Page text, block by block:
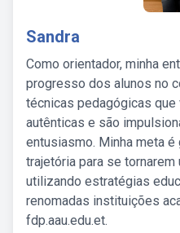
Sandra
Como orientador, minha
progresso dos alunos no
técnicas pedagógicas
autênticas e são
entusiasmo. Minha meta
trajetória para se
utilizando estratégias
renomadas instituições
fdp.aau.edu.et.